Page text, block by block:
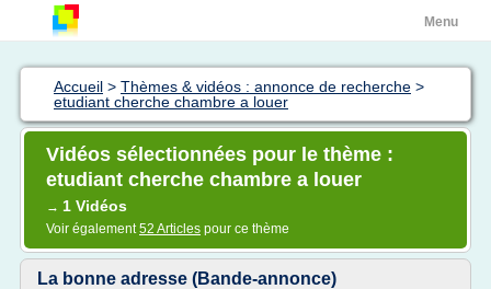
Menu
Accueil > Thèmes & vidéos : annonce de recherche >
etudiant cherche chambre a louer
Vidéos sélectionnées pour le thème :
etudiant cherche chambre a louer
→ 1 Vidéos
Voir également52 Articles pour ce thème
La bonne adresse (Bande-annonce)